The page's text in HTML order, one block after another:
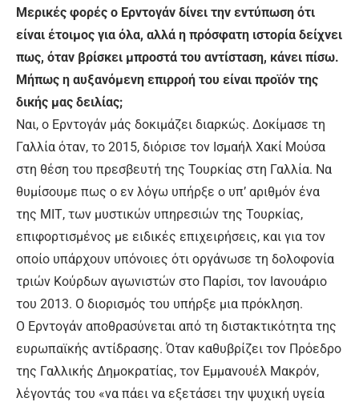
Μερικές φορές ο Ερντογάν δίνει την εντύπωση ότι
είναι έτοιμος για όλα, αλλά η πρόσφατη ιστορία δείχνει
πως, όταν βρίσκει μπροστά του αντίσταση, κάνει πίσω.
Μήπως η αυξανόμενη επιρροή του είναι προϊόν της
δικής μας δειλίας;
Ναι, ο Ερντογάν μάς δοκιμάζει διαρκώς. Δοκίμασε τη
Γαλλία όταν, το 2015, διόρισε τον Ισμαήλ Χακί Μούσα
στη θέση του πρεσβευτή της Τουρκίας στη Γαλλία. Να
θυμίσουμε πως ο εν λόγω υπήρξε ο υπ’ αριθμόν ένα
της ΜΙΤ, των μυστικών υπηρεσιών της Τουρκίας,
επιφορτισμένος με ειδικές επιχειρήσεις, και για τον
οποίο υπάρχουν υπόνοιες ότι οργάνωσε τη δολοφονία
τριών Κούρδων αγωνιστών στο Παρίσι, τον Ιανουάριο
του 2013. Ο διορισμός του υπήρξε μια πρόκληση.
Ο Ερντογάν αποθρασύνεται από τη διστακτικότητα της
ευρωπαϊκής αντίδρασης. Όταν καθυβρίζει τον Πρόεδρο
της Γαλλικής Δημοκρατίας, τον Εμμανουέλ Μακρόν,
λέγοντάς του «να πάει να εξετάσει την ψυχική υγεία